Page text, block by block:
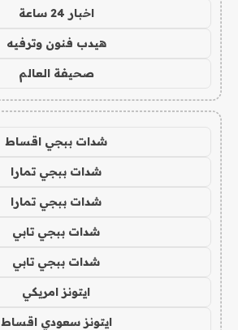
اخبار 24 ساعة
هيدب فنون وترفيه
صحيفة العالم
شدات ببجي اقساط
شدات ببجي تمارا
شدات ببجي تمارا
شدات ببجي تابي
شدات ببجي تابي
ايتونز امريكي
ايتونز سعودي اقساط